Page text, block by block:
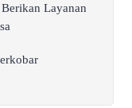
Layanan